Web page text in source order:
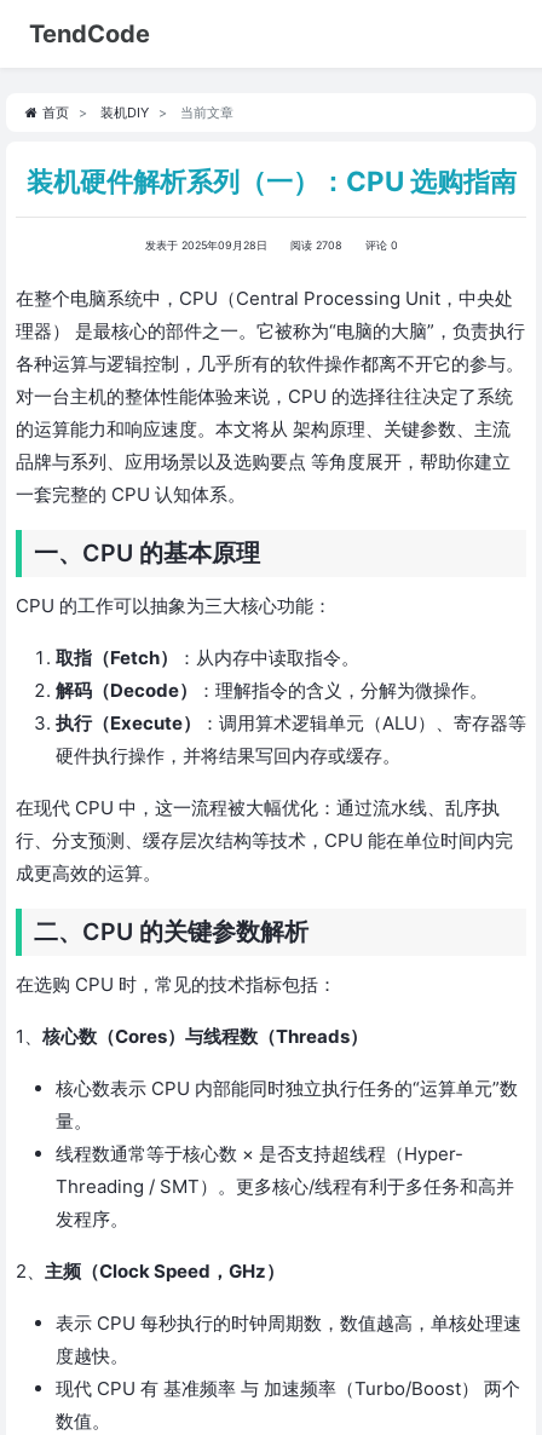
TendCode
首页 装机DIY 当前文章
装机硬件解析系列（一）：CPU 选购指南
发表于 2025年09月28日 阅读 2708 评论 0
在整个电脑系统中，CPU（Central Processing Unit，中央处
理器） 是最核心的部件之一。它被称为“电脑的大脑”，负责执行
各种运算与逻辑控制，几乎所有的软件操作都离不开它的参与。
对一台主机的整体性能体验来说，CPU 的选择往往决定了系统
的运算能力和响应速度。本文将从 架构原理、关键参数、主流
品牌与系列、应用场景以及选购要点 等角度展开，帮助你建立
一套完整的 CPU 认知体系。
一、CPU 的基本原理
CPU 的工作可以抽象为三大核心功能：
取指（Fetch）
：从内存中读取指令。
解码（Decode）
：理解指令的含义，分解为微操作。
执行（Execute）
：调用算术逻辑单元（ALU）、寄存器等
硬件执行操作，并将结果写回内存或缓存。
在现代 CPU 中，这一流程被大幅优化：通过流水线、乱序执
行、分支预测、缓存层次结构等技术，CPU 能在单位时间内完
成更高效的运算。
二、CPU 的关键参数解析
在选购 CPU 时，常见的技术指标包括：
1、 核心数（Cores）与线程数（Threads）
核心数表示 CPU 内部能同时独立执行任务的“运算单元”数
量。
线程数通常等于核心数 × 是否支持超线程（Hyper-
Threading / SMT）。更多核心/线程有利于多任务和高并
发程序。
2、 主频（Clock Speed，GHz）
表示 CPU 每秒执行的时钟周期数，数值越高，单核处理速
度越快。
现代 CPU 有 基准频率 与 加速频率（Turbo/Boost） 两个
数值。